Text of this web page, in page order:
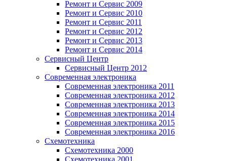
Ремонт и Сервис 2009
Ремонт и Сервис 2010
Ремонт и Сервис 2011
Ремонт и Сервис 2012
Ремонт и Сервис 2013
Ремонт и Сервис 2014
Сервисный Центр
Сервисный Центр 2012
Современная электроника
Современная электроника 2011
Современная электроника 2012
Современная электроника 2013
Современная электроника 2014
Современная электроника 2015
Современная электроника 2016
Схемотехника
Схемотехника 2000
Схемотехника 2001